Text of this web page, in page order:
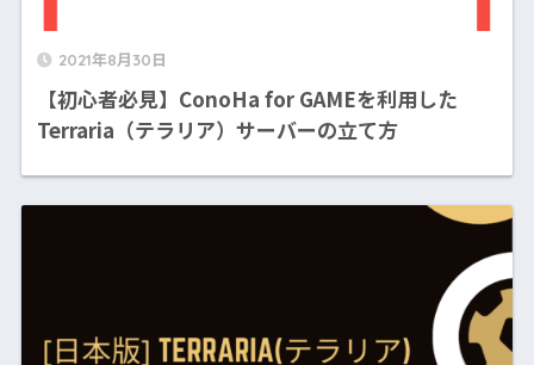
2021年8月30日
【初心者必見】ConoHa for GAMEを利用した
Terraria（テラリア）サーバーの立て方